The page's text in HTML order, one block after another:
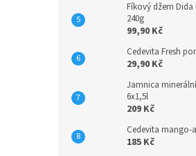
Fíkový džem Dida
240g
99,90 Kč
Cedevita Fresh
29,90 Kč
Jamnica
6x1,5l
209 Kč
Cedevita mango-
185 Kč